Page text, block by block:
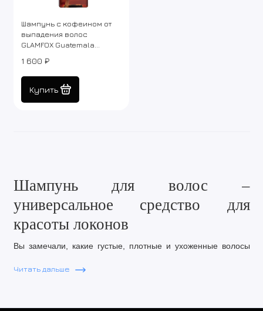
Шампунь с кофеином от
выпадения волос
GLAMFOX Guatemala
Shampoo 500 ml
1 600 ₽
Купить
Шампунь для волос –
универсальное средство для
красоты локонов
Вы замечали, какие густые, плотные и ухоженные волосы
«генетика», но секрет в том, что азиатки используют
Читать дальше